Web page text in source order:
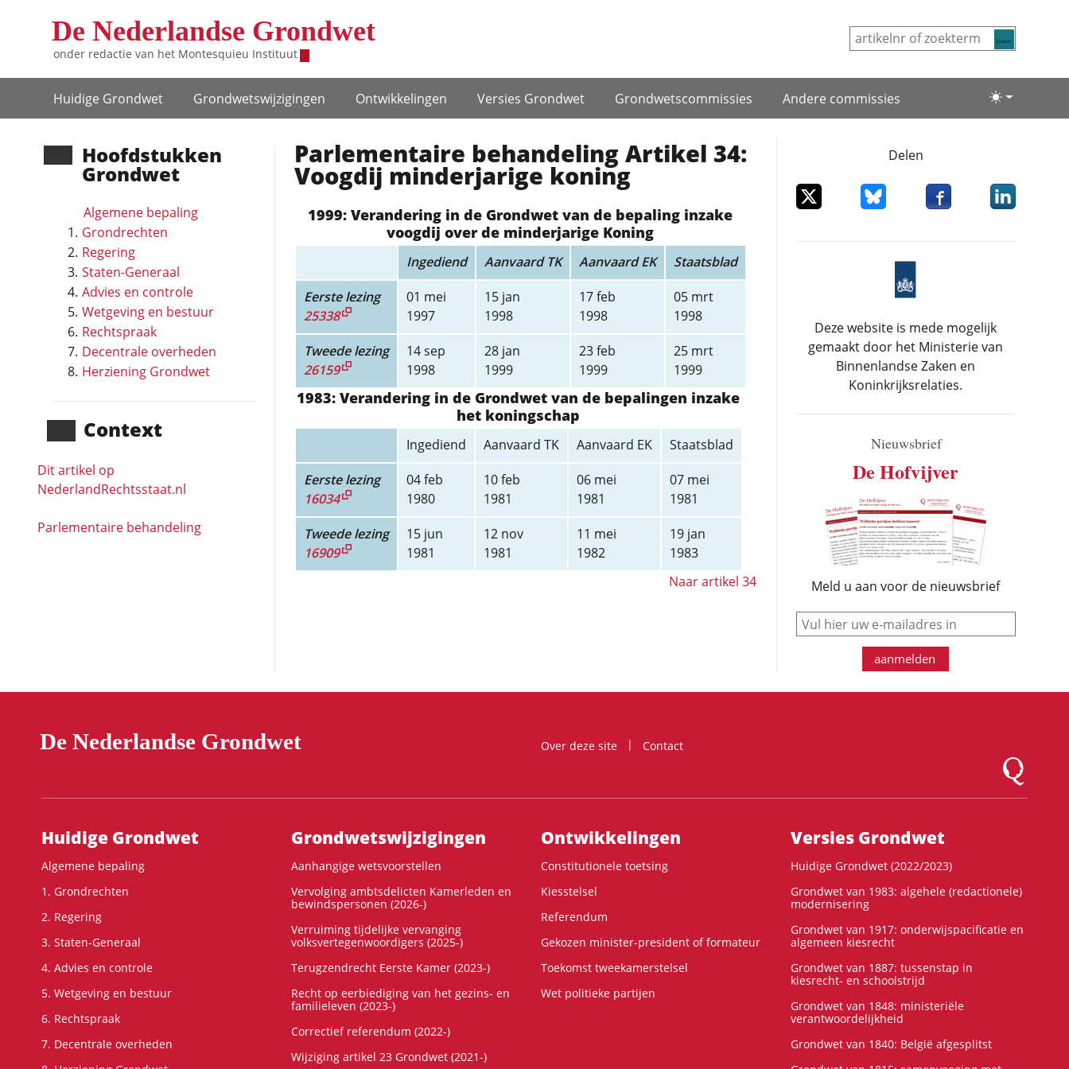
De Nederlandse Grondwet
onder redactie van het Montesquieu Instituut
Lichte/
Hoofdnavigatie
Huidige Grondwet Grondwets­wijzigingen Ontwikke­lingen Versies Grondwet Grondwets­commissies Andere commissies
Hoofd­stukken
Grondwet
Algemene bepaling
Grondrechten
Regering
Staten-Generaal
Advies en controle
Wetgeving en bestuur
Rechtspraak
Decentrale overheden
Herziening Grondwet
Context
Dit artikel op
NederlandRechts­staat.nl
Parlementaire behandeling
Parlementaire behandeling Artikel 34:
Voogdij minderjarige koning
1999: Verandering in de Grondwet van de bepaling inzake
voogdij over de minderjarige Koning
Ingediend Aanvaard TK Aanvaard EK
Staatsblad
Eerste lezing
25338
01 mei
1997
15 jan
1998
17 feb
1998
05 mrt
1998
Tweede lezing
26159
14 sep
1998
28 jan
1999
23 feb
1999
25 mrt
1999
1983: Verandering in de Grondwet van de bepalingen inzake
het koningschap
Ingediend Aanvaard TK Aanvaard EK
Staatsblad
Eerste lezing
16034
04 feb
1980
10 feb
1981
06 mei
1981
07 mei
1981
Tweede lezing
16909
15 jun
1981
12 nov
1981
11 mei
1982
19 jan
1983
Naar artikel 34
Delen
Deel dit item op XDeel dit item op Bluesky
Deel dit item op
Deel dit
Deze website is mede mogelijk
gemaakt door het Ministerie van
Binnenlandse Zaken en
Koninkrijksrelaties.
Nieuwsbrief
De Hofvijver
Meld u aan voor de nieuwsbrief
e-mail
aanmelden
De Nederlandse Grondwet Over deze site
Contact
Logo
Hoofdnavigatie
Huidige Grondwet
Algemene bepaling
1. Grondrechten
2. Regering
3. Staten-Generaal
4. Advies en controle
5. Wetgeving en bestuur
6. Rechtspraak
7. Decentrale overheden
Grondwets­wijzigingen
Aanhangige wetsvoorstellen
Vervolging ambtsdelicten Kamerleden en
bewindspersonen (2026-)
Verruiming tijdelijke vervanging
volksvertegenwoordigers (2025-)
Terugzendrecht Eerste Kamer (2023-)
Recht op eerbiediging van het gezins- en
familieleven (2023-)
Correctief referendum (2022-)
Wijziging artikel 23 Grondwet (2021-)
Ontwikke­lingen
Constitutionele toetsing
Kiesstelsel
Referendum
Gekozen minister-president of formateur
Toekomst tweekamerstelsel
Wet politieke partijen
Versies Grondwet
Huidige Grondwet (2022/2023)
Grondwet van 1983: algehele (redactionele)
modernisering
Grondwet van 1917: onderwijspacificatie en
algemeen kiesrecht
Grondwet van 1887: tussenstap in
kiesrecht- en schoolstrijd
Grondwet van 1848: ministeriële
verantwoordelijkheid
Grondwet van 1840: België afgesplitst